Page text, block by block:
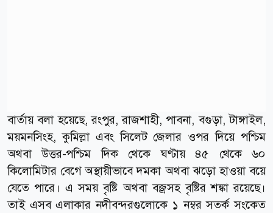
বার্তায় বলা হয়েছে, রংপুর, রাজশাহী, পাবনা, বগুড়া, টাঙ্গাইল,
ময়মনসিংহ, কুমিল্লা এবং সিলেট জেলার ওপর দিয়ে পশ্চিম
অথবা উত্তর-পশ্চিম দিক থেকে ঘণ্টায় ৪৫ থেকে ৬০
কিলোমিটার বেগে অস্থায়ীভাবে দমকা অথবা ঝড়ো হাওয়া বয়ে
যেতে পারে। এ সময় বৃষ্টি অথবা বজ্রসহ বৃষ্টির শঙ্কা রয়েছে।
তাই এসব এলাকার নদীবন্দরগুলোকে ১ নম্বর সতর্ক সংকেত